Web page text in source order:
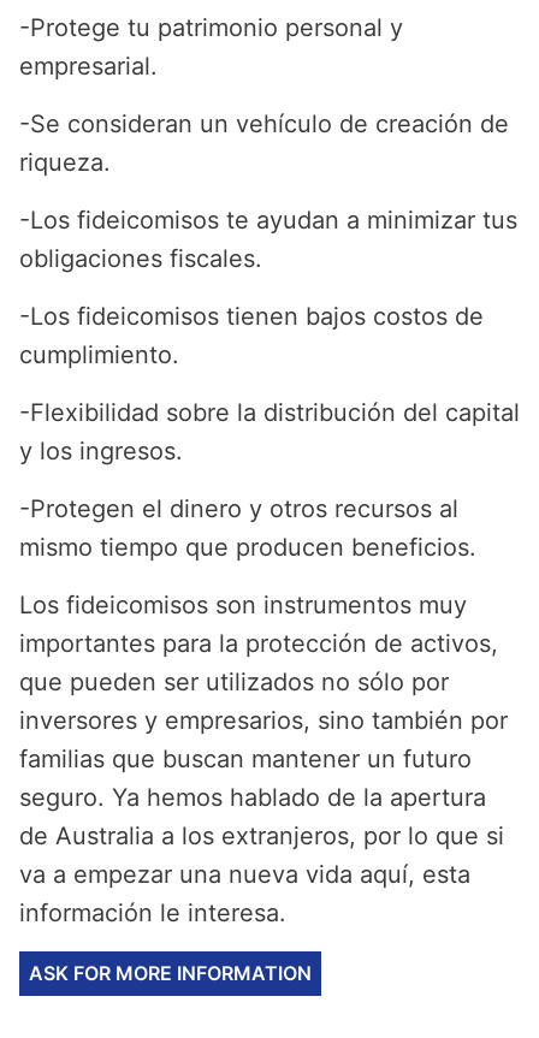
-Protege tu patrimonio personal y
empresarial.
-Se consideran un vehículo de creación de
riqueza.
-Los fideicomisos te ayudan a minimizar tus
obligaciones fiscales.
-Los fideicomisos tienen bajos costos de
cumplimiento.
-Flexibilidad sobre la distribución del capital
y los ingresos.
-Protegen el dinero y otros recursos al
mismo tiempo que producen beneficios.
Los fideicomisos son instrumentos muy
importantes para la protección de activos,
que pueden ser utilizados no sólo por
inversores y empresarios, sino también por
familias que buscan mantener un futuro
seguro. Ya hemos hablado de la apertura
de Australia a los extranjeros, por lo que si
va a empezar una nueva vida aquí, esta
información le interesa.
ASK FOR MORE INFORMATION